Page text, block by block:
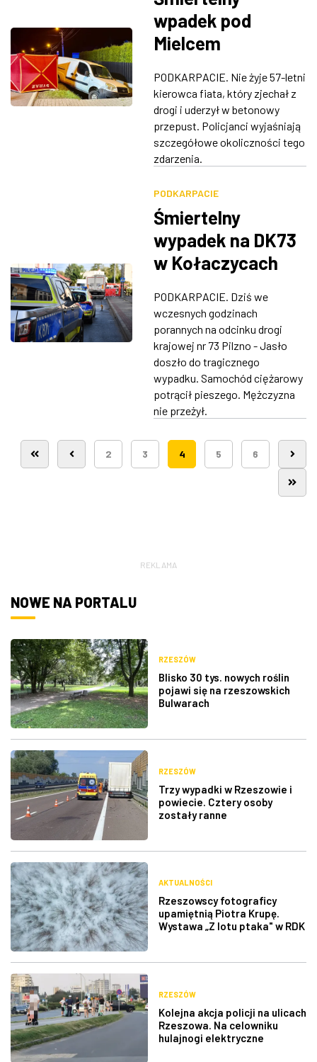
wpadek pod
Mielcem
PODKARPACIE. Nie żyje 57-letni
kierowca fiata, który zjechał z
drogi i uderzył w betonowy
przepust. Policjanci wyjaśniają
szczegółowe okoliczności tego
zdarzenia.
PODKARPACIE
Śmiertelny
wypadek na DK73
w Kołaczycach
PODKARPACIE. Dziś we
wczesnych godzinach
porannych na odcinku drogi
krajowej nr 73 Pilzno - Jasło
doszło do tragicznego
wypadku. Samochód ciężarowy
potrącił pieszego. Mężczyzna
nie przeżył.
2 3 4 5 6
REKLAMA
NOWE NA PORTALU
RZESZÓW
Blisko 30 tys. nowych roślin
pojawi się na rzeszowskich
Bulwarach
RZESZÓW
Trzy wypadki w Rzeszowie i
powiecie. Cztery osoby
zostały ranne
AKTUALNOŚCI
Rzeszowscy fotograficy
upamiętnią Piotra Krupę.
Wystawa „Z lotu ptaka" w RDK
RZESZÓW
Kolejna akcja policji na ulicach
Rzeszowa. Na celowniku
hulajnogi elektryczne